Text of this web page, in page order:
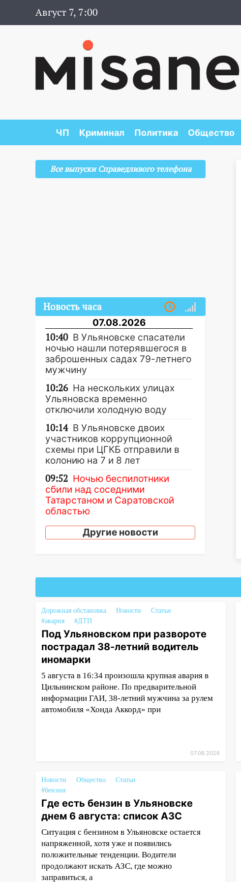
Август 7, 7:00
ЧП Криминал Политика Общество
Все выпуски Справедливого телефона
Новость часа
07.08.2026
10:40 В Ульяновске спасатели
ночью нашли потерявшегося в
заброшенных садах 79-летнего
мужчину
10:26 На нескольких улицах
Ульяновска временно
отключили холодную воду
10:14 В Ульяновске двоих
участников коррупционной
схемы при ЦГКБ отправили в
колонию на 7 и 8 лет
09:52 Ночью беспилотники
сбили над соседними
Татарстаном и Саратовской
областью
09:41 Диана Шурыгина
уверовала в Бога в СИЗО
неуплату налогов на 48 млн
08:22 Подросток на питбайке
сбил велосипедистку:
пострадали двое
07:20 Жара возвращается:
ожидается знойный и сухой
06:00 Под Ульяновском при
развороте пострадал 38-
летний водитель иномарки
облысение и как с этим
справиться
03:30 Гороскоп на 7 августа:
пятница принесет прилив
творческой энергии и отличные
шансы исправить старые
ошибки
06.08.2026
Другие новости
Дорожная обстановка Новости
Статьи
#авария
#ДТП
Под Ульяновском при развороте
пострадал 38-летний водитель
иномарки
5 августа в 16:34 произошла крупная авария в
Цильнинском районе. По предварительной
информации ГАИ, 38-летний мужчина за рулем
автомобиля «Хонда Аккорд» при
07.08.2026
Новости Общество
Статьи
#бензин
Где есть бензин в Ульяновске
днем 6 августа: список АЗС
Ситуация с бензином в Ульяновске остается
напряженной, хотя уже и появились
положительные тенденции. Водители
продолжают искать АЗС, где можно
заправиться, а